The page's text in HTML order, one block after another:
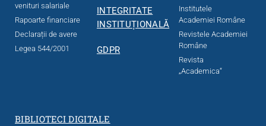
venituri salariale
Rapoarte financiare
Declarații de avere
Legea 544/2001
INTEGRITATE
INSTITUȚIONALĂ
GDPR
Institutele
Academiei Române
Revistele Academiei
Române
Revista
„Academica“
BIBLIOTECI DIGITALE